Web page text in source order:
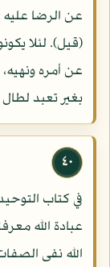
(قيل). لئلا
عن أمره
بغير تعبد
٤٠
في كتاب
عبادة الله
الله نفى